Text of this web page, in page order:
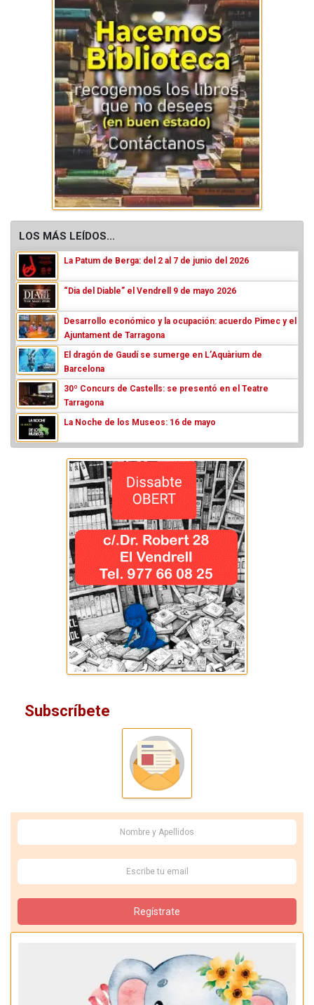
LOS MÁS LEÍDOS...
La Patum de Berga: del 2 al 7 de junio del 2026
“Dia del Diable” el Vendrell 9 de mayo 2026
Desarrollo económico y la ocupación: acuerdo Pimec y el
Ajuntament de Tarragona
El dragón de Gaudí se sumerge en L’Aquàrium de
Barcelona
30º Concurs de Castells: se presentó en el Teatre
Tarragona
La Noche de los Museos: 16 de mayo
Subscríbete
Regístrate